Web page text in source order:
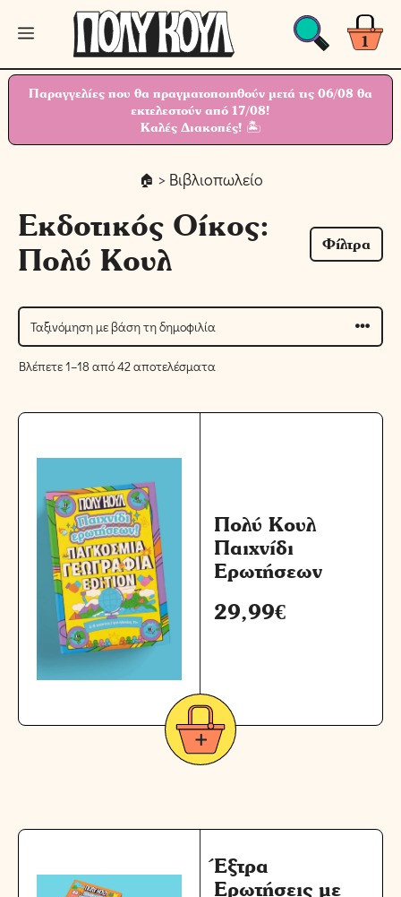
Μετάβαση
περιεχόμενο
1
Μενού
Παραγγελίες που θα πραγματοποιηθούν μετά τις 06/08 θα
εκτελεστούν από 17/08!
Καλές Διακοπές! 🏝
> Βιβλιοπωλείο
Εκδοτικός Οίκος:
Πολύ Κουλ
Φίλτρα
Βλέπετε 1–18 από 42 αποτελέσματα
Πολύ Κουλ
Παιχνίδι
Ερωτήσεων
29,99€
Έξτρα
Ερωτήσεις με